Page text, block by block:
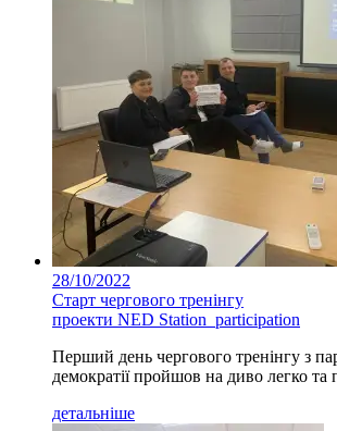
28/10/2022
Старт чергового тренінгу
проекти NED Station_participation
Перший день чергового тренінгу з
демократії пройшов на диво легко та
детальніше